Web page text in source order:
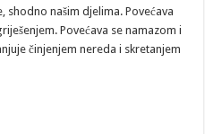
shodno našim djelima. Povećava
Povećava se namazom i
činjenjem nereda i skretanjem